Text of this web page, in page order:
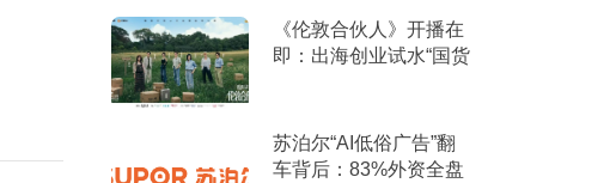
《伦敦合伙人》开播在
即：出海创业试水“国货
苏泊尔“AI低俗广告”翻
车背后：83%外资全盘